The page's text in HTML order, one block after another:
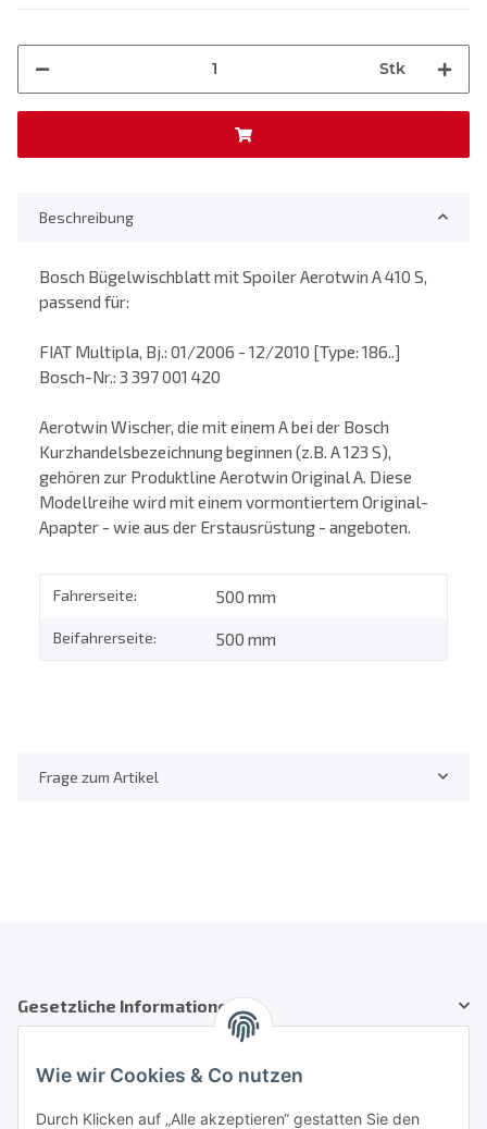
Stk
Beschreibung
Bosch Bügelwischblatt mit Spoiler Aerotwin A 410 S,
passend für:
FIAT Multipla, Bj.: 01/2006 - 12/2010 [Type: 186..]
Bosch-Nr.: 3 397 001 420
Aerotwin Wischer, die mit einem A bei der Bosch
Kurzhandelsbezeichnung beginnen (z.B. A 123 S),
gehören zur Produktline Aerotwin Original A. Diese
Modellreihe wird mit einem vormontiertem Original-
Apapter - wie aus der Erstausrüstung - angeboten.
Fahrerseite: 500 mm
Beifahrerseite: 500 mm
Frage zum Artikel
Gesetzliche Informationen
Wie wir Cookies & Co nutzen
Durch Klicken auf „Alle akzeptieren“ gestatten Sie den